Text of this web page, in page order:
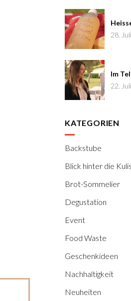
28.
22.
KATEGORIEN
Backstube
Blick hinter die
Brot-Sommelier
Degustation
Event
Food Waste
Geschenkideen
Nachhaltigkeit
Neuheiten